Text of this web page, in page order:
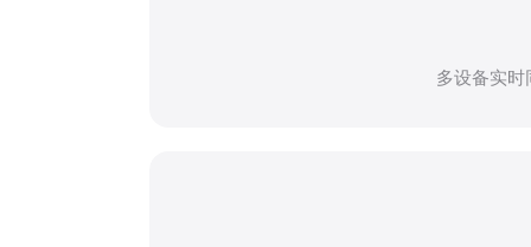
多设备实